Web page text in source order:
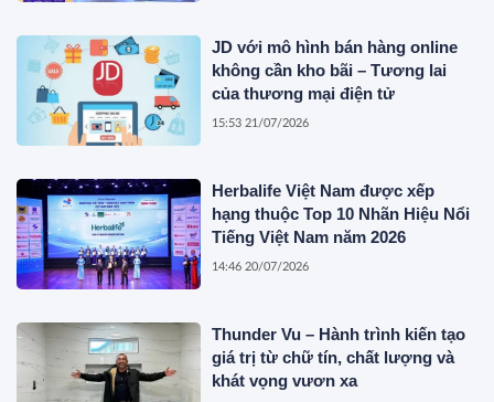
JD với mô hình bán hàng online
không cần kho bãi – Tương lai
của thương mại điện tử
15:53 21/07/2026
Herbalife Việt Nam được xếp
hạng thuộc Top 10 Nhãn Hiệu Nổi
Tiếng Việt Nam năm 2026
14:46 20/07/2026
Thunder Vu – Hành trình kiến tạo
giá trị từ chữ tín, chất lượng và
khát vọng vươn xa